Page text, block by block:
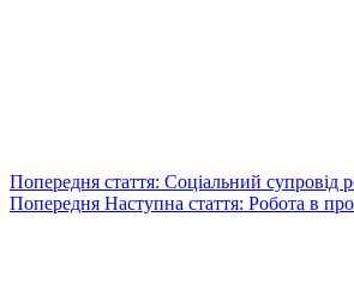
Попередня стаття: Соціальний
Попередня Наступна стаття: Робота в